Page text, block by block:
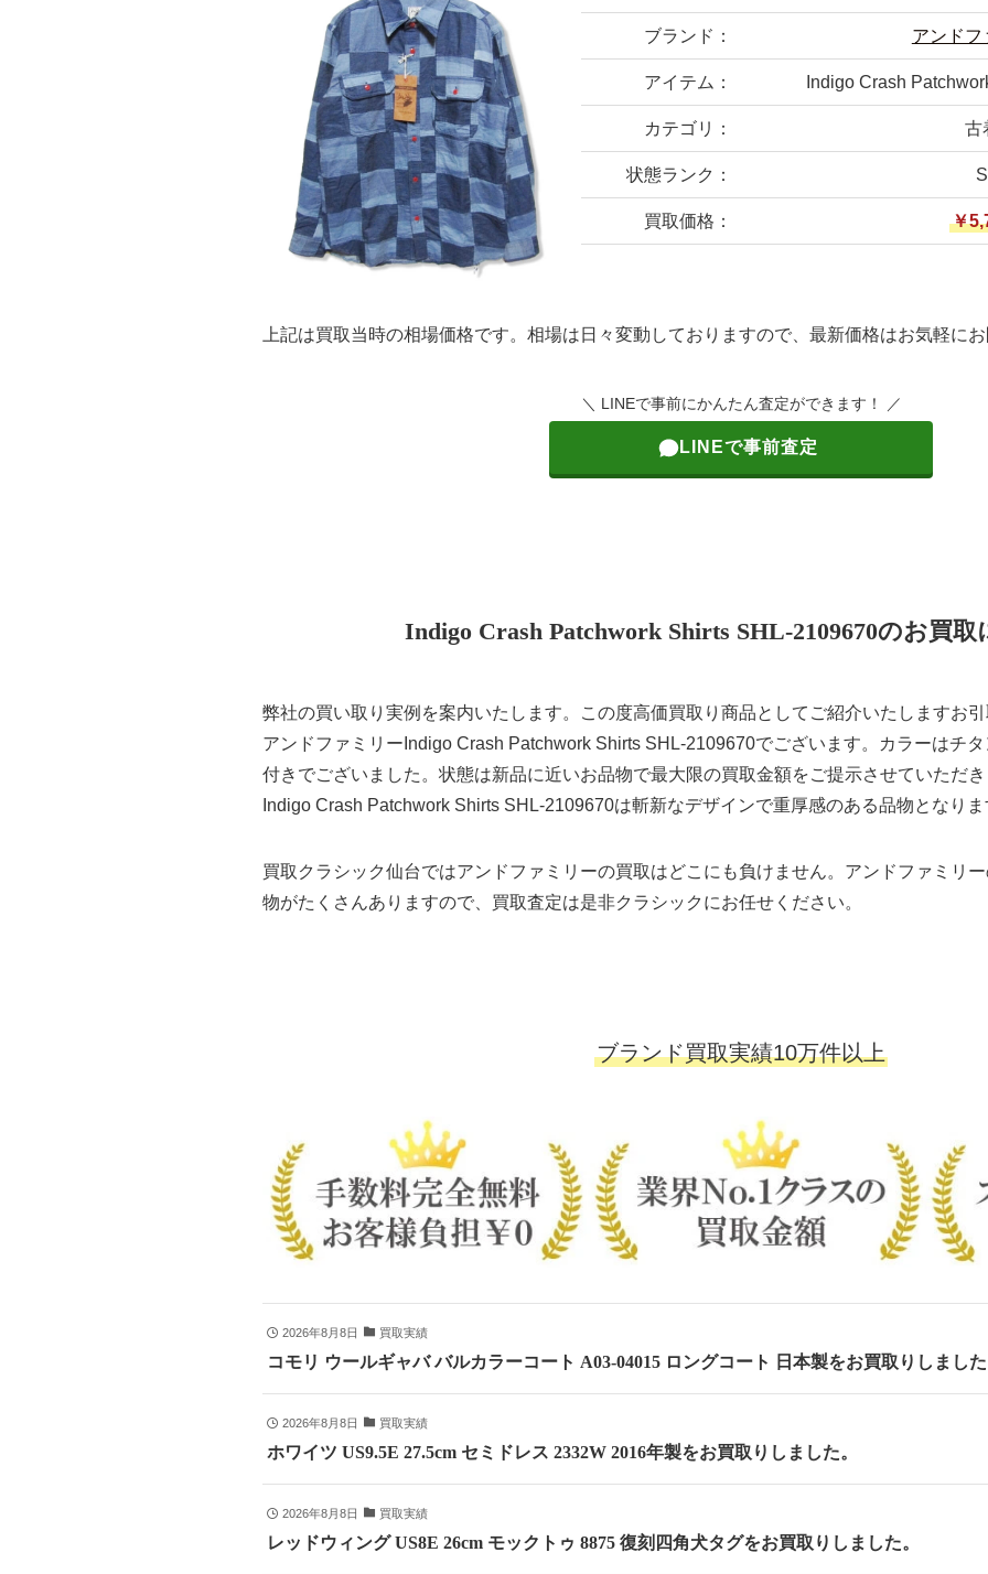
ブランド： アンドフ
アイテム： Indigo Crash
カテゴリ： 古
状態ランク： S
買取価格： ￥
上記は買取当時の相場価格です。相場は日々変動しておりますので、最新価格はお気軽に
＼ LINEで事前にかんたん査定ができます！ ／
LINEで事前査定
Indigo Crash Patchwork Shirts SHL-2109670のお買
弊社の買い取り実例を案内いたします。この度高価買取り商品としてご紹介いたしますお
アンドファミリーIndigo Crash Patchwork Shirts SHL-2109670でございます。カラーはチ
付きでございました。状態は新品に近いお品物で最大限の買取金額をご提示させていただ
Indigo Crash Patchwork Shirts SHL-2109670は斬新なデザインで重厚感のある品物となり
買取クラシック仙台ではアンドファミリーの買取はどこにも負けません。アンドファミリ
物がたくさんありますので、買取査定は是非クラシックにお任せください。
ブランド買取実績10万件以上
2026年8月8日 買取実績
コモリ ウールギャバ バルカラーコート A03-04015 ロングコート 日本製をお買取りしまし
2026年8月8日 買取実績
ホワイツ US9.5E 27.5cm セミドレス 2332W 2016年製をお買取りしました。
2026年8月8日 買取実績
レッドウィング US8E 26cm モックトゥ 8875 復刻四角犬タグをお買取りしました。